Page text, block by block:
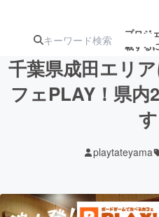
プロジ
載する
注目の新着
千葉県成田エリ
フェPLAY！県内
す
playtateyama